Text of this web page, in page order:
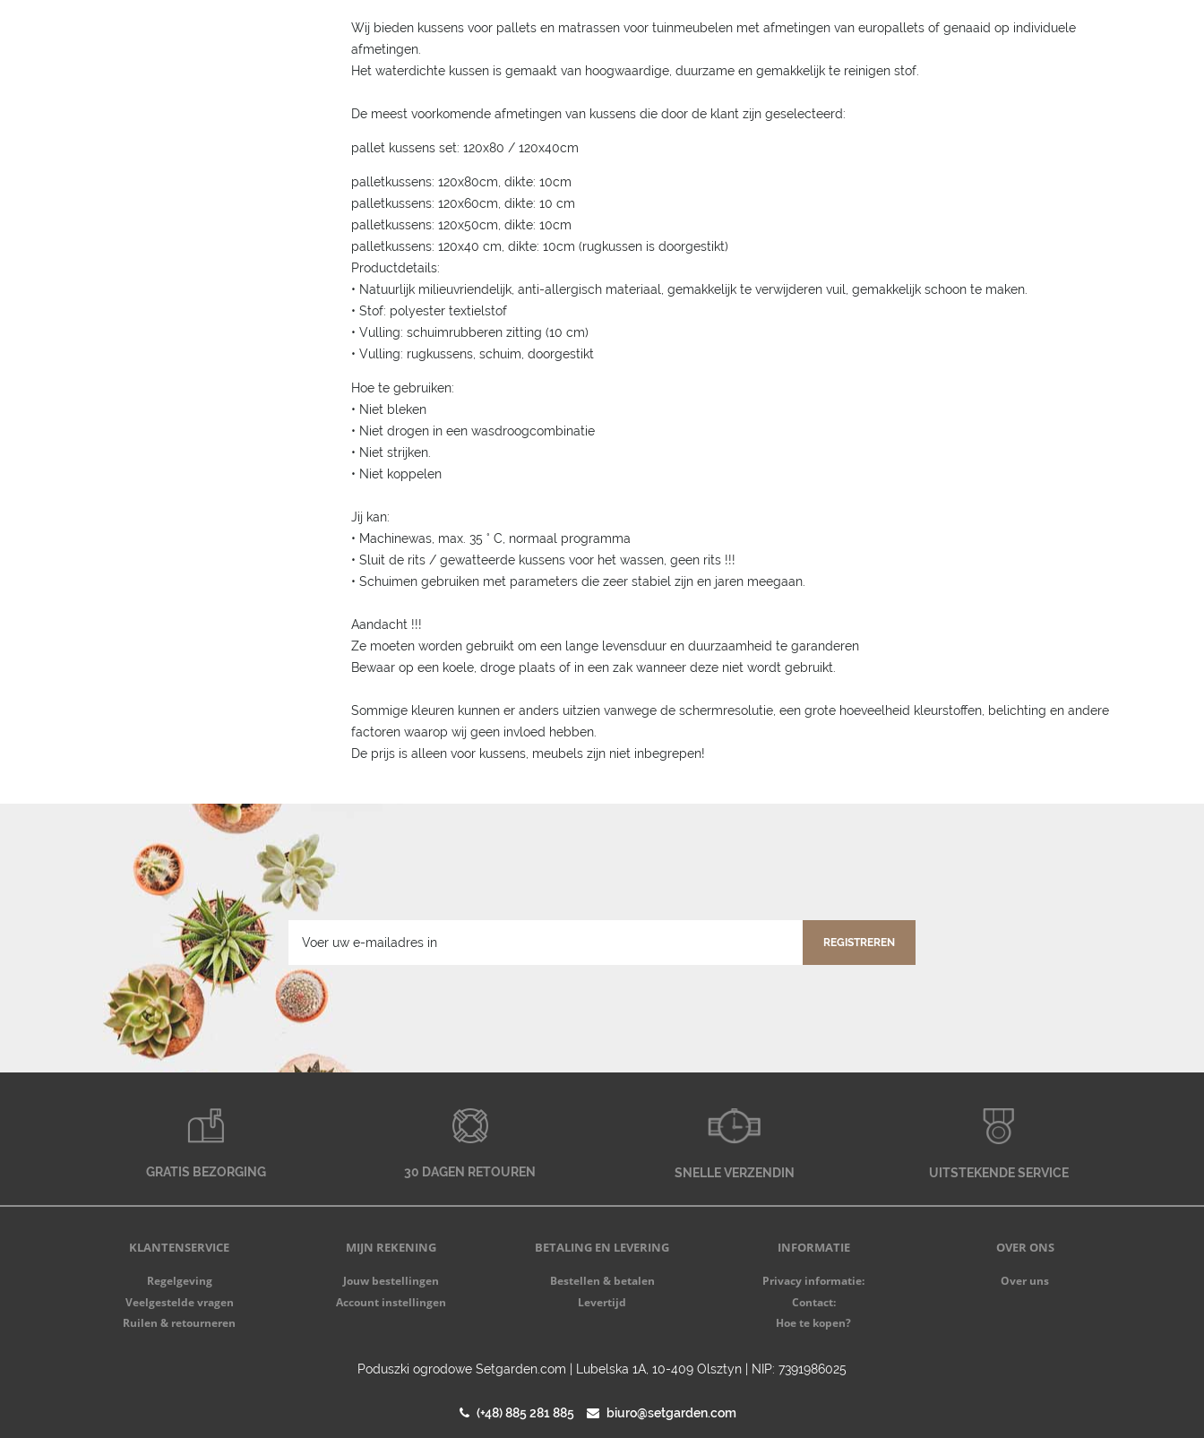
Wij bieden kussens voor pallets en matrassen voor tuinmeubelen met afmetingen van europallets of genaaid op individuele
afmetingen.
Het waterdichte kussen is gemaakt van hoogwaardige, duurzame en gemakkelijk te reinigen stof.
De meest voorkomende afmetingen van kussens die door de klant zijn geselecteerd:
pallet kussens set: 120x80 / 120x40cm
palletkussens: 120x80cm, dikte: 10cm
palletkussens: 120x60cm, dikte: 10 cm
palletkussens: 120x50cm, dikte: 10cm
palletkussens: 120x40 cm, dikte: 10cm (rugkussen is doorgestikt)
Productdetails:
• Natuurlijk milieuvriendelijk, anti-allergisch materiaal, gemakkelijk te verwijderen vuil, gemakkelijk schoon te maken.
• Stof: polyester textielstof
• Vulling: schuimrubberen zitting (10 cm)
• Vulling: rugkussens, schuim, doorgestikt
Hoe te gebruiken:
• Niet bleken
• Niet drogen in een wasdroogcombinatie
• Niet strijken.
• Niet koppelen
Jij kan:
• Machinewas, max. 35 ° C, normaal programma
• Sluit de rits / gewatteerde kussens voor het wassen, geen rits !!!
• Schuimen gebruiken met parameters die zeer stabiel zijn en jaren meegaan.
Aandacht !!!
Ze moeten worden gebruikt om een lange levensduur en duurzaamheid te garanderen
Bewaar op een koele, droge plaats of in een zak wanneer deze niet wordt gebruikt.
Sommige kleuren kunnen er anders uitzien vanwege de schermresolutie, een grote hoeveelheid kleurstoffen, belichting en andere
factoren waarop wij geen invloed hebben.
De prijs is alleen voor kussens, meubels zijn niet inbegrepen!
REGISTREREN
GRATIS BEZORGING 30 DAGEN RETOUREN SNELLE VERZENDIN UITSTEKENDE SERVICE
KLANTENSERVICE
Regelgeving
Veelgestelde vragen
Ruilen & retourneren
MIJN REKENING
Jouw bestellingen
Account instellingen
BETALING EN LEVERING
Bestellen & betalen
Levertijd
INFORMATIE
Privacy informatie:
Contact:
Hoe te kopen?
OVER ONS
Over uns
Poduszki ogrodowe Setgarden.com | Lubelska 1A, 10-409 Olsztyn | NIP: 7391986025
(+48) 885 281 885 biuro@setgarden.com